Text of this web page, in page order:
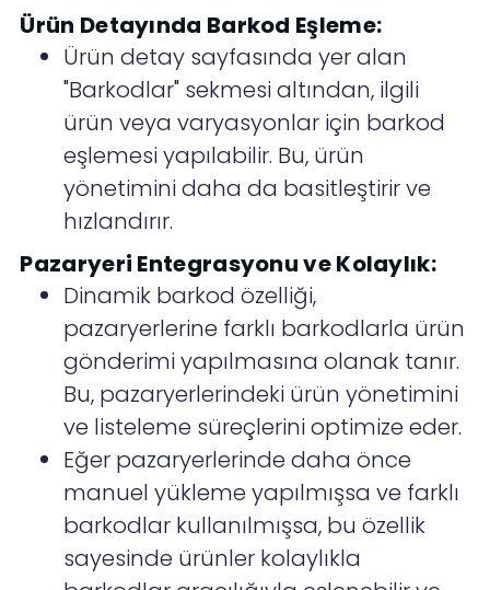
Ürün Detayında Barkod Eşleme:
Ürün detay sayfasında yer alan
"Barkodlar" sekmesi altından, ilgili
ürün veya varyasyonlar için barkod
eşlemesi yapılabilir. Bu, ürün
yönetimini daha da basitleştirir ve
hızlandırır.
Pazaryeri Entegrasyonu ve Kolaylık:
Dinamik barkod özelliği,
pazaryerlerine farklı barkodlarla ürün
gönderimi yapılmasına olanak tanır.
Bu, pazaryerlerindeki ürün yönetimini
ve listeleme süreçlerini optimize eder.
Eğer pazaryerlerinde daha önce
manuel yükleme yapılmışsa ve farklı
barkodlar kullanılmışsa, bu özellik
sayesinde ürünler kolaylıkla